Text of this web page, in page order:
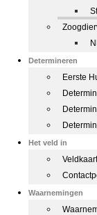
Determineren
Eerste
Het veld in
Waarnemingen